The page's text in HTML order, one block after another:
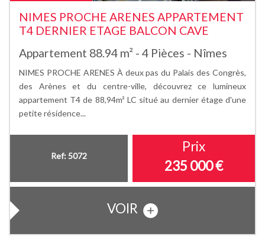
NIMES PROCHE ARENES APPARTEMENT
T4 DERNIER ETAGE BALCON CAVE
Appartement 88.94 m² - 4 Pièces - Nîmes
NIMES PROCHE ARENES À deux pas du Palais des Congrès,
des Arènes et du centre-ville, découvrez ce lumineux
appartement T4 de 88,94m² LC situé au dernier étage d'une
petite résidence...
Ref: 5072
Prix
235 000€
VOIR